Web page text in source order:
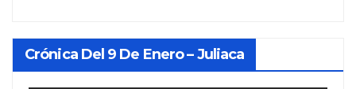
Crónica Del 9 De Enero – Juliaca